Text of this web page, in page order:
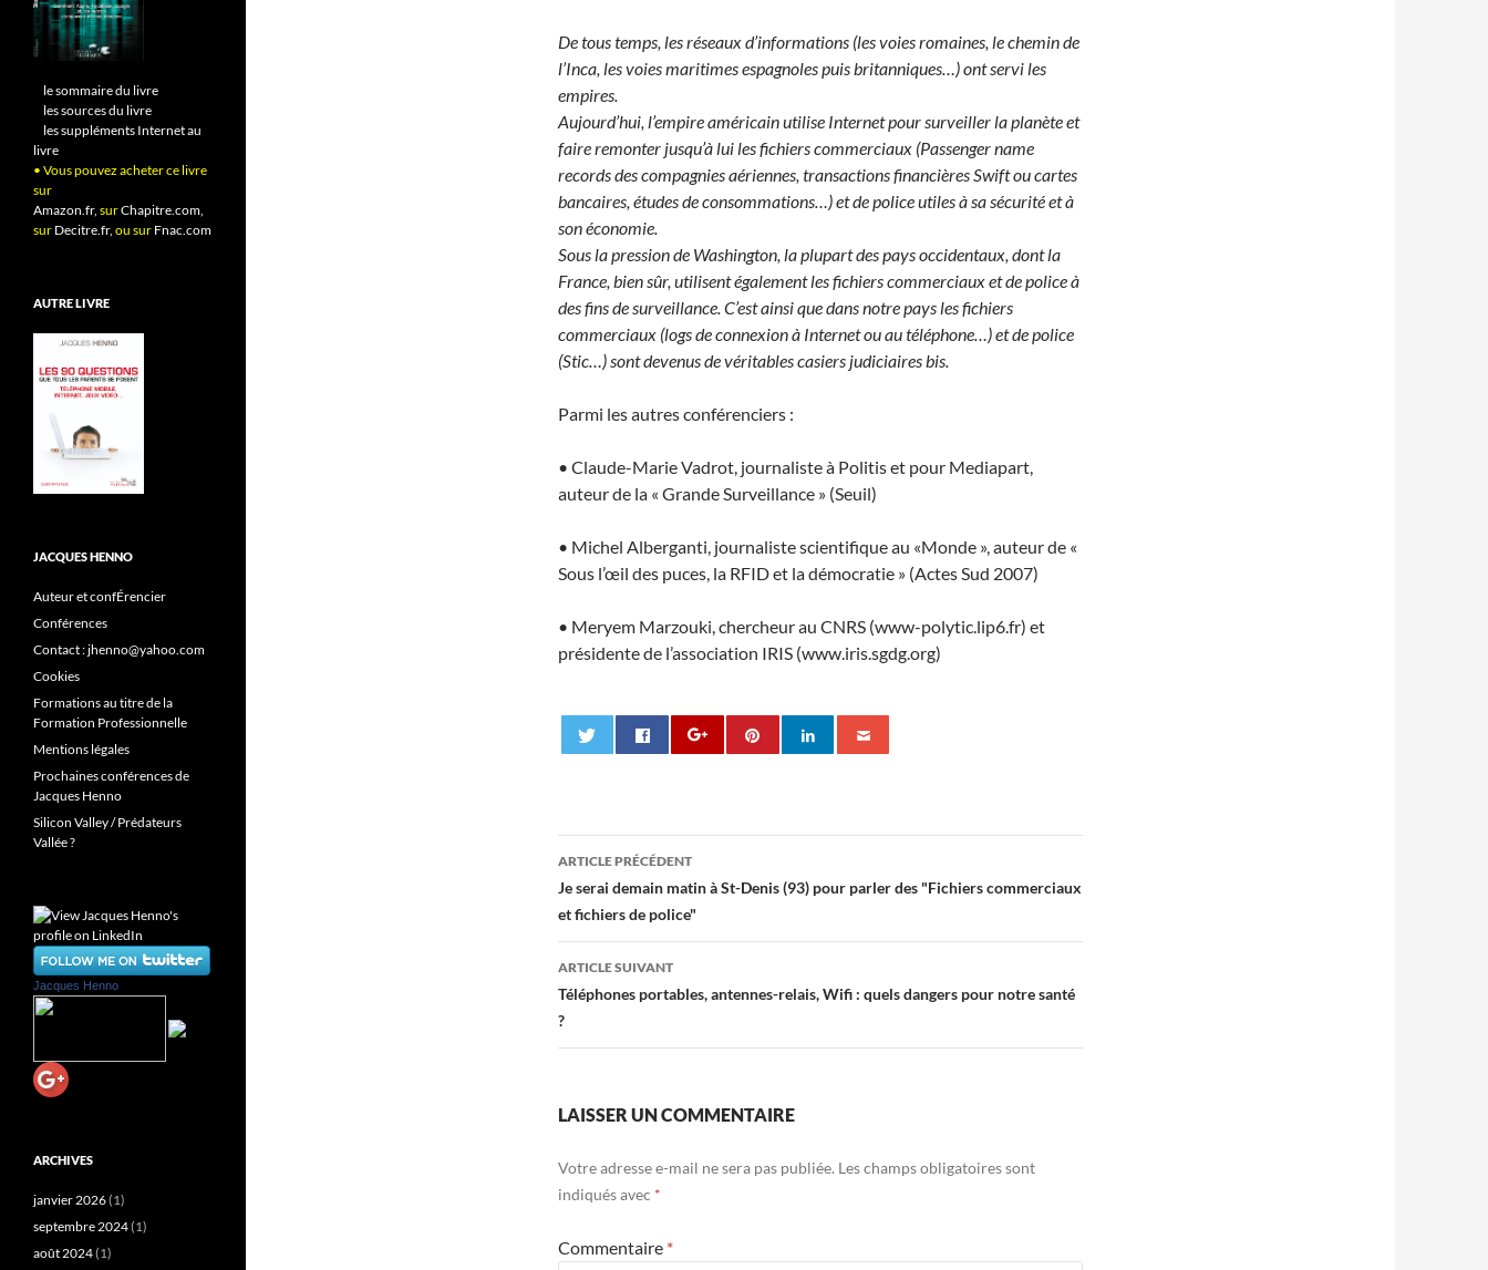
De tous temps, les réseaux d’informations (les voies romaines, le chemin de
l’Inca, lesvoies maritimes espagnoles puis britanniques…) ont servi les
empires.
Aujourd’hui, l’empire américain utilise Internet pour surveiller la planète et
faire remonter jusqu’à lui les fichiers commerciaux (Passenger name
records des compagnies aériennes, transactions financières Swift ou cartes
bancaires, études de consommations…) et depolice utiles à sa sécurité et à
son économie.
Sous la pression de Washington, la plupart des pays occidentaux, dont la
France, biensûr, utilisent également les fichiers commerciaux et de police à
des fins de surveillance.C’est ainsi que dans notre pays les fichiers
commerciaux (logs de connexion à Internetou au téléphone…) et de police
(Stic…) sont devenus de véritables casiers judiciaires bis.
Parmi les autres conférenciers :
• Claude-Marie Vadrot, journaliste à Politis et pour Mediapart,
auteur de la « Grande Surveillance » (Seuil)
• Michel Alberganti, journaliste scientifique au «Monde », auteur de «
Sous l’œil des puces, la RFID et la démocratie » (Actes Sud 2007)
• Meryem Marzouki, chercheur au CNRS (www-polytic.lip6.fr) et
présidente de l’association IRIS (www.iris.sgdg.org)
Navigation
des
articles
ARTICLE PRÉCÉDENT
Je serai demain matin à St-Denis (93) pour parler des "Fichiers commerciaux
et fichiers de police"
ARTICLE SUIVANT
Téléphones portables, antennes-relais, Wifi : quels dangers pour notre santé
?
LAISSER UN COMMENTAIRE
Votre adresse e-mail ne sera pas publiée. Les champs obligatoires sont
indiqués avec *
Commentaire *
le sommaire du livre
les sources du livre
les suppléments Internet au
livre
• Vous pouvez acheter ce livre
sur
Amazon.fr, surChapitre.com,
sur Decitre.fr, ou sur Fnac.com
AUTRE LIVRE
JACQUES HENNO
Auteur et confÉrencier
Conférences
Contact : jhenno@yahoo.com
Cookies
Formations au titre de la
Formation Professionnelle
Mentions légales
Prochaines conférences de
Jacques Henno
Silicon Valley / Prédateurs
Vallée ?
Jacques Henno
ARCHIVES
janvier 2026(1)
septembre 2024(1)
août 2024(1)